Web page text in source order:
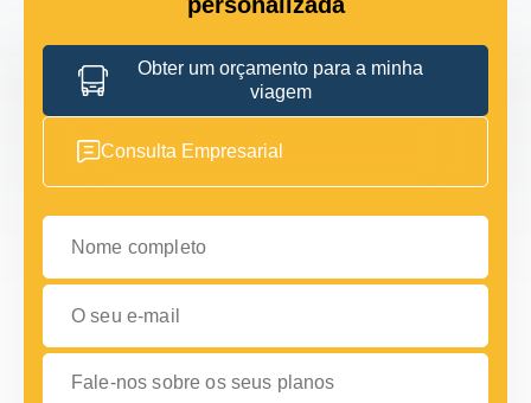
Obter um orçamento para a minha
viagem
Consulta Empresarial
Nome completo
O seu e-mail
Fale-nos sobre os seus planos